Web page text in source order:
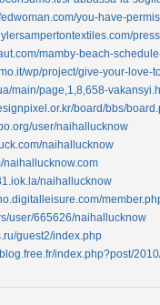
you-have-
mamby-beach-
wp/project/give-your-love-
main/page,1,8,658-
board/bbs/
user/naihallucknow
naihallucknow
naihallucknow.com
naihallucknow
user/665626/naihallucknow
guest2/index.php
index.php?post/